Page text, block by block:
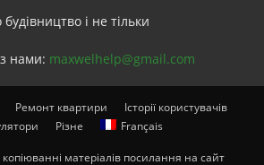
і не тільки
нами: maxwelhelp@gmail.com
Ремонт квартири
Історії користувачів
Різне Français
матеріалів посилання на сайт